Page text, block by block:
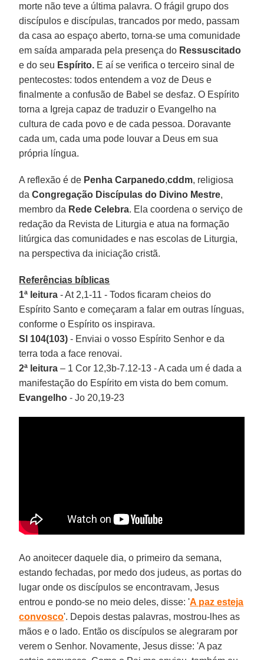
morte não teve a última palavra. O frágil grupo dos
discípulos e discípulas, trancados por medo, passam
da casa ao espaço aberto, torna-se uma comunidade
em saída amparada pela presença do Ressuscitado
e do seu Espírito. E aí se verifica o terceiro sinal de
pentecostes: todos entendem a voz de Deus e
finalmente a confusão de Babel se desfaz. O Espírito
torna a Igreja capaz de traduzir o Evangelho na
cultura de cada povo e de cada pessoa. Doravante
cada um, cada uma pode louvar a Deus em sua
própria língua.
A reflexão é de Penha Carpanedo,cddm, religiosa
daCongregação Discípulas do Divino Mestre,
membro da Rede Celebra. Ela coordena o serviço de
redação da Revista de Liturgia e atua na formação
litúrgica das comunidades e nas escolas de Liturgia,
na perspectiva da iniciação cristã.
Referências bíblicas
1ª leitura - At 2,1-11 - Todos ficaram cheios do
Espírito Santo e começaram a falar em outras línguas,
conforme o Espírito os inspirava.
Sl 104(103) - Enviai o vosso Espírito Senhor e da
terra toda a face renovai.
2ª leitura – 1 Cor 12,3b-7.12-13 - A cada um é dada a
manifestação do Espírito em vista do bem comum.
Evangelho - Jo 20,19-23
Ao anoitecer daquele dia, o primeiro da semana,
estando fechadas, por medo dos judeus, as portas do
lugar onde os discípulos se encontravam, Jesus
entrou e pondo-se no meio deles, disse: 'A paz esteja
convosco'. Depois destas palavras, mostrou-lhes as
mãos e o lado. Então os discípulos se alegraram por
verem o Senhor. Novamente, Jesus disse: 'A paz